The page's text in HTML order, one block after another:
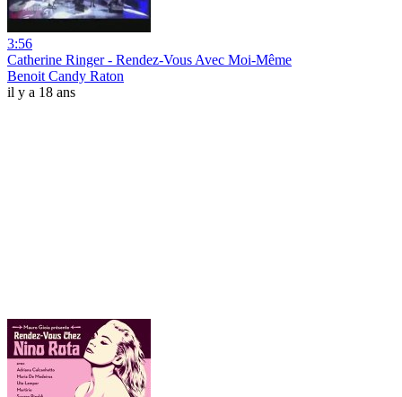
3:56
Catherine Ringer - Rendez-Vous Avec Moi-Même
Benoit Candy Raton
il y a 18 ans